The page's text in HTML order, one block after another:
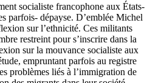
socialiste francophone aux États-
parfois- dépayse. D’emblée Michel
sur l’ethnicité. Ces militants
restreint pour s’inscrire dans la
sur la mouvance socialiste aux
empruntant parfois au registre
problèmes liés à l’immigration de